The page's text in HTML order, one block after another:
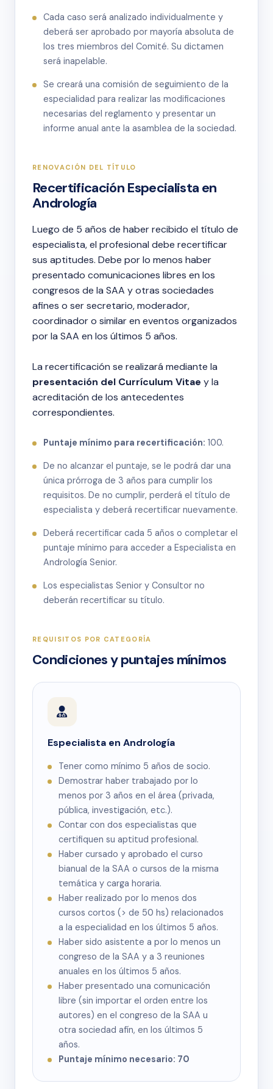
Cada caso será analizado individualmente y
deberá ser aprobado por mayoría absoluta de
los tres miembros del Comité. Su dictamen
será inapelable.
Se creará una comisión de seguimiento de la
especialidad para realizar las modificaciones
necesarias del reglamento y presentar un
informe anual ante la asamblea de la sociedad.
RENOVACIÓN DEL TÍTULO
Recertificación Especialista en
Andrología
Luego de 5 años de haber recibido el título de
especialista, el profesional debe recertificar
sus aptitudes. Debe por lo menos haber
presentado comunicaciones libres en los
congresos de la SAA y otras sociedades
afines o ser secretario, moderador,
coordinador o similar en eventos organizados
por la SAA en los últimos 5 años.
La recertificación se realizará mediante la
presentación del Currículum Vitae y la
acreditación de los antecedentes
correspondientes.
Puntaje mínimo para recertificación: 100.
De no alcanzar el puntaje, se le podrá dar una
única prórroga de 3 años para cumplir los
requisitos. De no cumplir, perderá el título de
especialista y deberá recertificar nuevamente.
Deberá recertificar cada 5 años o completar el
puntaje mínimo para acceder a Especialista en
Andrología Senior.
Los especialistas Senior y Consultor no
deberán recertificar su título.
REQUISITOS POR CATEGORÍA
Condiciones y puntajes mínimos
Especialista en Andrología
Tener como mínimo 5 años de socio.
Demostrar haber trabajado por lo
menos por 3 años en el área (privada,
pública, investigación, etc.).
Contar con dos especialistas que
certifiquen su aptitud profesional.
Haber cursado y aprobado el curso
bianual de la SAA o cursos de la misma
temática y carga horaria.
Haber realizado por lo menos dos
cursos cortos (> de 50 hs) relacionados
a la especialidad en los últimos 5 años.
Haber sido asistente a por lo menos un
congreso de la SAA y a 3 reuniones
anuales en los últimos 5 años.
Haber presentado una comunicación
libre (sin importar el orden entre los
autores) en el congreso de la SAA u
otra sociedad afín, en los últimos 5
años.
Puntaje mínimo necesario: 70